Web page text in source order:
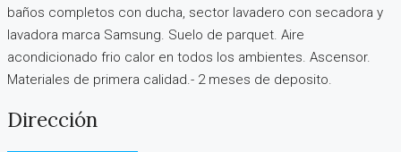
baños completos con ducha, sector lavadero con secadora y
lavadora marca Samsung. Suelo de parquet. Aire
acondicionado frio calor en todos los ambientes. Ascensor.
Materiales de primera calidad.- 2 meses de deposito.
Dirección